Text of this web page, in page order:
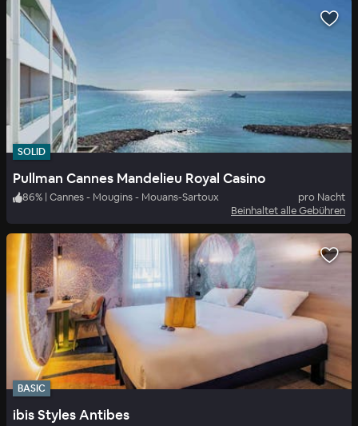
SOLID
Pullman Cannes Mandelieu Royal Casino
86% | Cannes - Mougins - Mouans-Sartoux
pro Nacht
Beinhaltet alle Gebühren
BASIC
ibis Styles Antibes